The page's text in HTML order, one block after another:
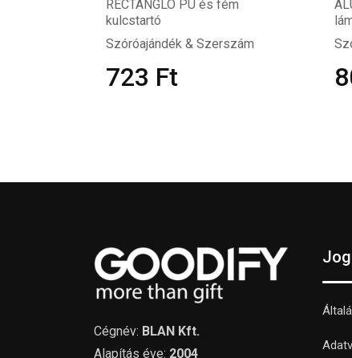
RECTANGLO PU és fém
kulcstartó
Szóróajándék & Szerszám
723 Ft
Cégnév: BLAN Kft.
Alapítás éve: 2004